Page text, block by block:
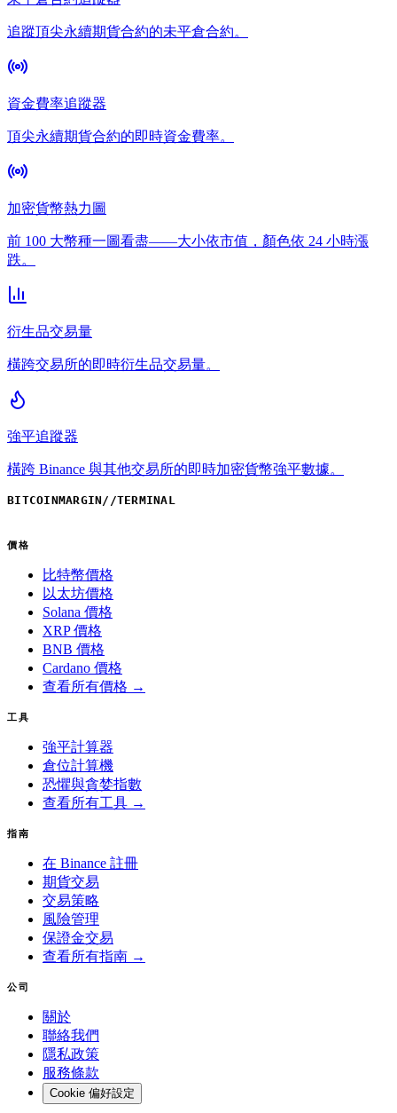
追蹤頂尖永續期貨合約的未平倉合約。
資金費率追蹤器
頂尖永續期貨合約的即時資金費率。
加密貨幣熱力圖
前 100 大幣種一圖看盡——大小依市值，顏色依 24 小時漲
跌。
衍生品交易量
橫跨交易所的即時衍生品交易量。
強平追蹤器
橫跨 Binance 與其他交易所的即時加密貨幣強平數據。
BITCOINMARGIN //TERMINAL
價格
比特幣價格
以太坊價格
Solana 價格
XRP 價格
BNB 價格
Cardano 價格
查看所有價格 →
工具
強平計算器
倉位計算機
恐懼與貪婪指數
查看所有工具 →
指南
在 Binance 註冊
期貨交易
交易策略
風險管理
保證金交易
查看所有指南 →
公司
關於
聯絡我們
隱私政策
服務條款
Cookie 偏好設定